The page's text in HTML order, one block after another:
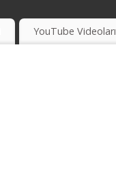
YouTube Videoları